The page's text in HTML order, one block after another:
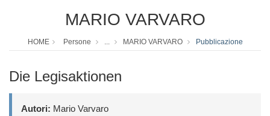
MARIO VARVARO
HOME Persone ... MARIO VARVARO Pubblicazione
Die Legisaktionen
Autori: Mario Varvaro